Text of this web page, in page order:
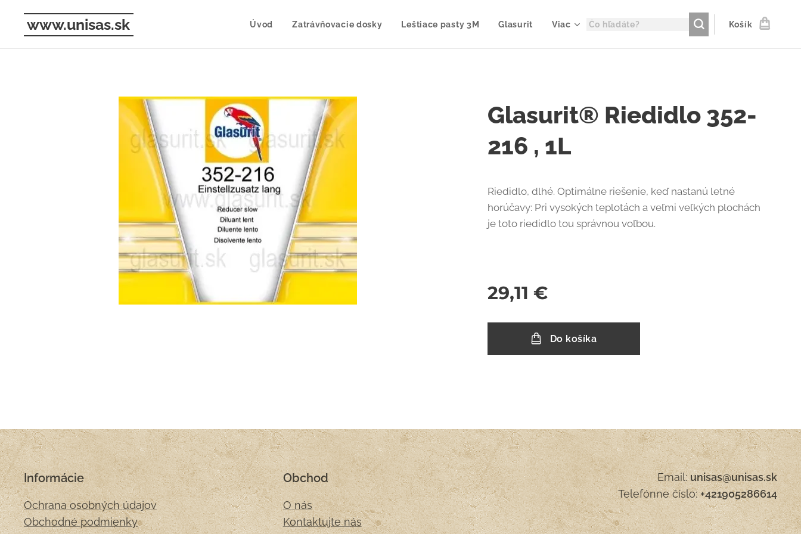
www.unisas.sk Úvod Zatrávňovacie dosky Leštiace pasty 3M Glasurit Viac Košík
Glasurit® Riedidlo 352-
216 , 1L
Riedidlo, dlhé. Optimálne riešenie, keď nastanú letné
horúčavy: Pri vysokých teplotách a veľmi veľkých plochách
je toto riedidlo tou správnou voľbou.
29,11 €
Do košíka
Informácie
Ochrana osobných údajov
Obchodné podmienky
Obchod
O nás
Kontaktujte nás
Email:unisas@unisas.sk
Telefónne číslo:+421905286614